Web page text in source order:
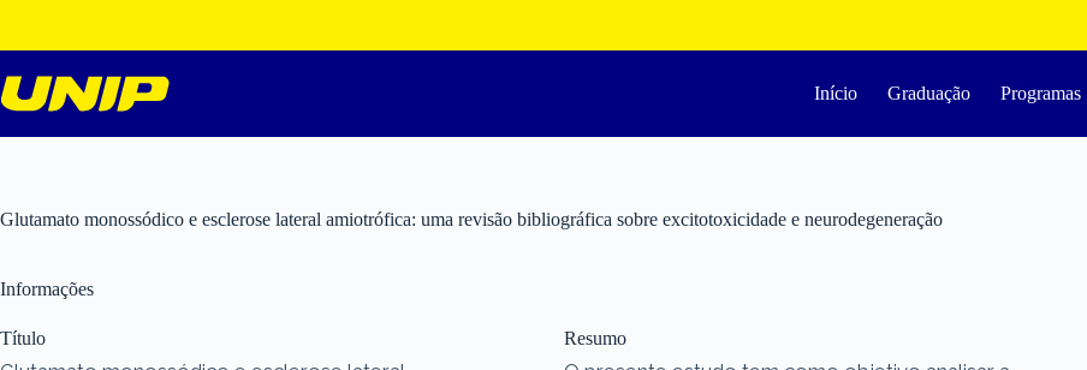
o
conteúdo
Início Graduação Programas
Glutamato monossódico e esclerose lateral amiotrófica: uma revisão bibliográfica sobre excitotoxicidade e neurodegeneração
Informações
Título Resumo